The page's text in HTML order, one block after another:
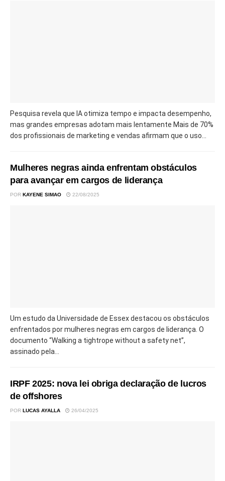
Pesquisa revela que IA otimiza tempo e impacta desempenho,
mas grandes empresas adotam mais lentamente Mais de 70%
dos profissionais de marketing e vendas afirmam que o uso...
Mulheres negras ainda enfrentam obstáculos
para avançar em cargos de liderança
POR KAYENE SIMAO 22/08/2025
Um estudo da Universidade de Essex destacou os obstáculos
enfrentados por mulheres negras em cargos de liderança. O
documento “Walking a tightrope without a safety net”,
assinado pela...
IRPF 2025: nova lei obriga declaração de lucros
de offshores
POR LUCAS AYALLA 26/04/2025